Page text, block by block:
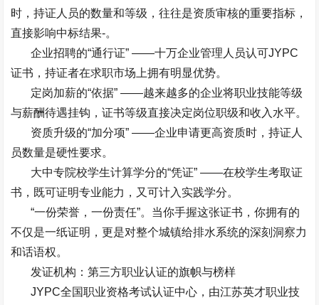
时，持证人员的数量和等级，往往是资质审核的重要指标，
直接影响中标结果-。
企业招聘的“通行证” ——十万企业管理人员认可JYPC
证书，持证者在求职市场上拥有明显优势。
定岗加薪的“依据” ——越来越多的企业将职业技能等级
与薪酬待遇挂钩，证书等级直接决定岗位职级和收入水平。
资质升级的“加分项” ——企业申请更高资质时，持证人
员数量是硬性要求。
大中专院校学生计算学分的“凭证” ——在校学生考取证
书，既可证明专业能力，又可计入实践学分。
“一份荣誉，一份责任”。当你手握这张证书，你拥有的
不仅是一纸证明，更是对整个城镇给排水系统的深刻洞察力
和话语权。
发证机构：第三方职业认证的旗帜与榜样
JYPC全国职业资格考试认证中心，由江苏英才职业技